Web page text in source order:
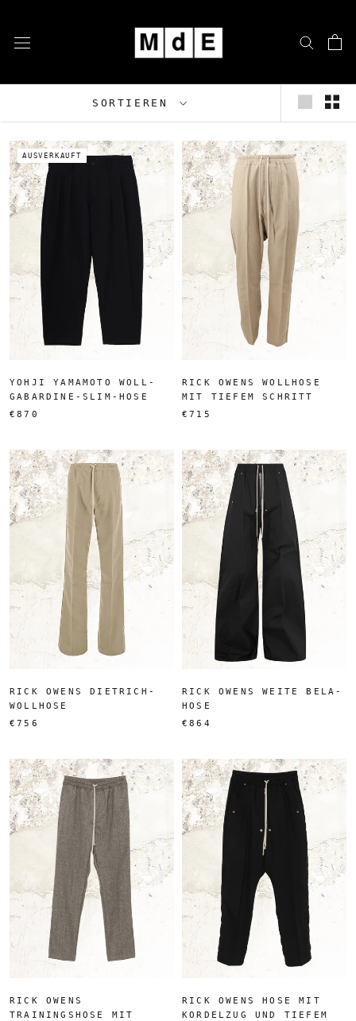
springen
SORTIEREN
AUSVERKAUFT
YOHJI YAMAMOTO WOLL-
GABARDINE-SLIM-HOSE
€870
RICK OWENS WOLLHOSE
MIT TIEFEM SCHRITT
€715
RICK OWENS DIETRICH-
WOLLHOSE
€756
RICK OWENS WEITE BELA-
HOSE
€864
RICK OWENS
TRAININGSHOSE MIT
RICK OWENS HOSE MIT
KORDELZUG UND TIEFEM